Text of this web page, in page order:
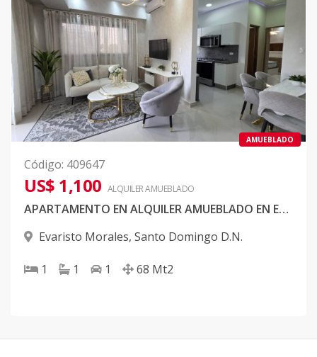
AMUEBLADO
Código: 409647
US$ 1,100 ALQUILERAMUEBLADO
APARTAMENTO EN ALQUILER AMUEBLADO EN EVARISTO
Evaristo Morales, Santo Domingo D.N.
1 1 1 68 Mt2